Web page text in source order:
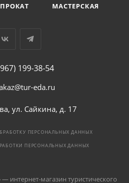
ПРОКАТ МАСТЕРСКАЯ
199-38-54
eda.ru
ул. Сайкина, д. 17
ПЕРСОНАЛЬНЫХ ДАННЫХ
ПЕРСОНАЛЬНЫХ ДАННЫХ
интернет-магазин туристического